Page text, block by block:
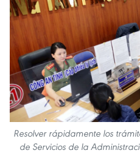
Resolver rápidamente los
de Servicios de la